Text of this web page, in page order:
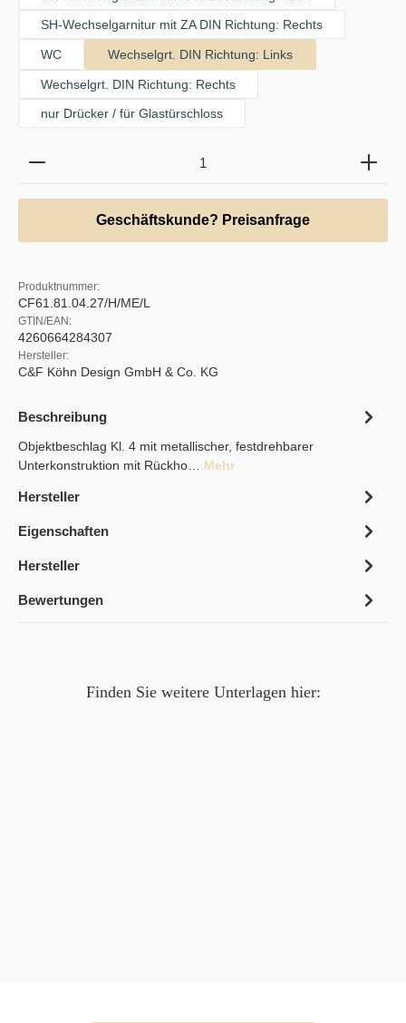
SH-Wechselgarnitur mit ZA DIN Richtung: Rechts
WC Wechselgrt. DIN Richtung: Links
Wechselgrt. DIN Richtung: Rechts
nur Drücker / für Glastürschloss
Produkt Anzahl: Gib den gewünschten Wert ein
Geschäftskunde? Preisanfrage
Produktnummer:
CF61.81.04.27/H/ME/L
GTIN/EAN:
4260664284307
Hersteller:
C&F Köhn Design GmbH & Co. KG
Beschreibung
Objektbeschlag Kl. 4 mit metallischer, festdrehbarer
Unterkonstruktion mit Rückho… Mehr
Hersteller
Eigenschaften
Hersteller
Bewertungen
Finden Sie weitere Unterlagen hier: